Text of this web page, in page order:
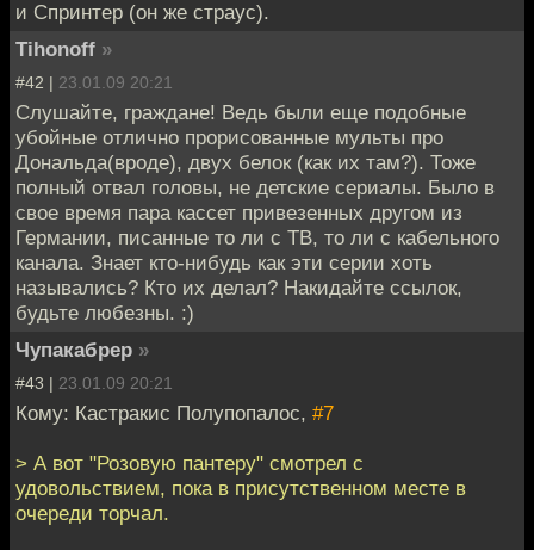
и Спринтер (он же страус).
Tihonoff »
#42 | 23.01.09 20:21
Слушайте, граждане! Ведь были еще подобные
убойные отлично прорисованные мульты про
Дональда(вроде), двух белок (как их там?). Тоже
полный отвал головы, не детские сериалы. Было в
свое время пара кассет привезенных другом из
Германии, писанные то ли с ТВ, то ли с кабельного
канала. Знает кто-нибудь как эти серии хоть
назывались? Кто их делал? Накидайте ссылок,
будьте любезны. :)
Чупакабрер »
#43 | 23.01.09 20:21
Кому: Кастракис Полупопалос, #7
> А вот "Розовую пантеру" смотрел с
удовольствием, пока в присутственном месте в
очереди торчал.